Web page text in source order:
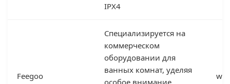
IPX4
Feegoo
Специализируется на
коммерческом
оборудовании для
ванных комнат, уделяя
особое внимание